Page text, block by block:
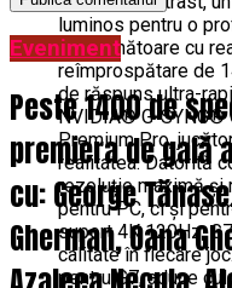
luminos pentru o
asemănătoare cu
reîmprospătare de
de răspuns ultra-
NVIDIA® G-SYNC®
Premium Pro,
realitatea. Datorită
rezoluție maximă și
pentru PC, ci și
suport 4K 120Hz,
calitate în fiecare
pentru G7, aduce
Eveniment
Peste 1400 de
premiera de gală
cu: George
Gherman, Oana